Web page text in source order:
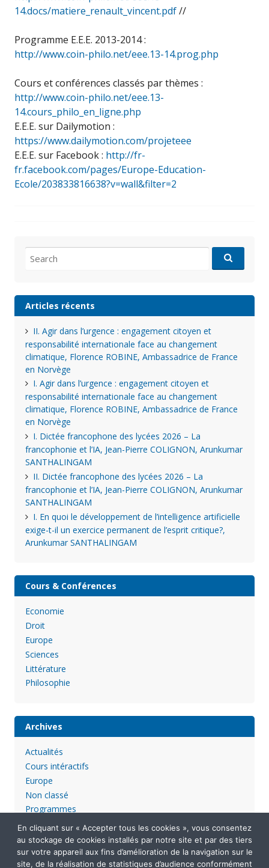
14.docs/matiere_renault_vincent.pdf//
Programme E.E.E. 2013-2014 :
http://www.coin-philo.net/eee.13-14.prog.php
Cours et conférences classés par thèmes :
http://www.coin-philo.net/eee.13-
14.cours_philo_en_ligne.php
E.E.E. sur Dailymotion :
https://www.dailymotion.com/projeteee
E.E.E. sur Facebook : http://fr-
fr.facebook.com/pages/Europe-Education-
Ecole/203833816638?v=wall&filter=2
for:
Articles récents
II. Agir dans l’urgence : engagement citoyen et
responsabilité internationale face au changement
climatique, Florence ROBINE, Ambassadrice de France
en Norvège
I. Agir dans l’urgence : engagement citoyen et
responsabilité internationale face au changement
climatique, Florence ROBINE, Ambassadrice de France
en Norvège
I. Dictée francophone des lycées 2026 – La
francophonie et l’IA, Jean-Pierre COLIGNON, Arunkumar
SANTHALINGAM
II. Dictée francophone des lycées 2026 – La
francophonie et l’IA, Jean-Pierre COLIGNON, Arunkumar
SANTHALINGAM
I. En quoi le développement de l’intelligence artificielle
exige-t-il un exercice permanent de l’esprit critique?,
Arunkumar SANTHALINGAM
Cours & Conférences
Economie
Droit
Europe
Sciences
Littérature
Philosophie
Archives
Actualités
Cours intéractifs
Europe
Non classé
Programmes
En cliquant sur « Accepter tous les cookies », vous consentez
au stockage de cookies installés par notre site et par des tiers
sur votre appareil aux fins d’amélioration de la navigation sur le
site, de la réalisation de statistiques d’audience conformément